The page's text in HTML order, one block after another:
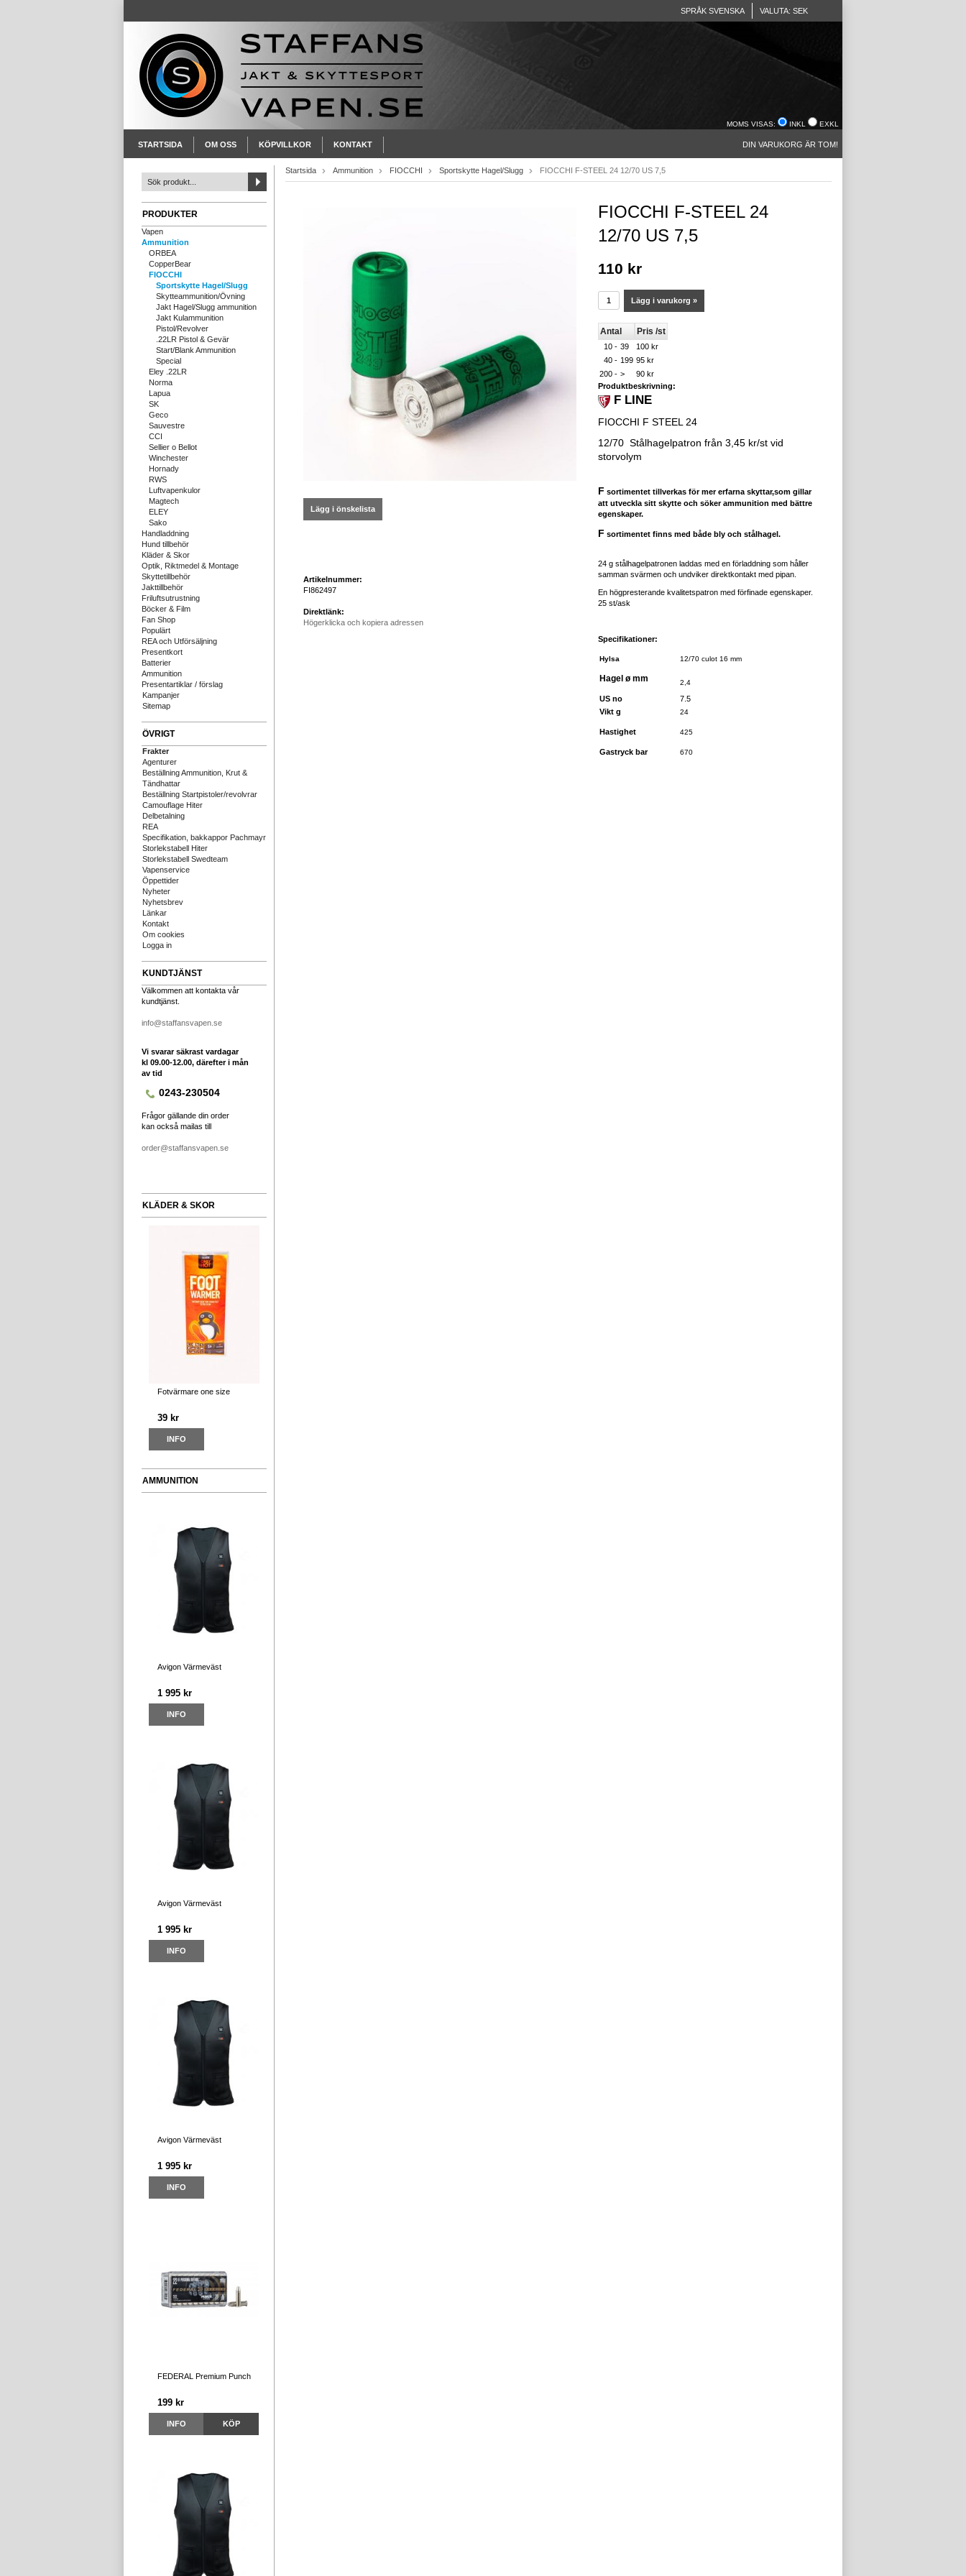
SPRÅK SVENSKA VALUTA: SEK
MOMS VISAS: INKL EXKL
STARTSIDA OM OSS KÖPVILLKOR KONTAKT DIN VARUKORG ÄR TOM!
PRODUKTER
Vapen
Ammunition
ORBEA
CopperBear
FIOCCHI
Sportskytte Hagel/Slugg
Skytteammunition/Övning
Jakt Hagel/Slugg ammunition
Jakt Kulammunition
Pistol/Revolver
.22LR Pistol & Gevär
Start/Blank Ammunition
Special
Eley .22LR
Norma
Lapua
SK
Geco
Sauvestre
CCI
Sellier o Bellot
Winchester
Hornady
RWS
Luftvapenkulor
Magtech
ELEY
Sako
Handladdning
Hund tillbehör
Kläder & Skor
Optik, Riktmedel & Montage
Skyttetillbehör
Jakttillbehör
Friluftsutrustning
Böcker & Film
Fan Shop
Populärt
REA och Utförsäljning
Presentkort
Batterier
Ammunition
Presentartiklar / förslag
Kampanjer
Sitemap
ÖVRIGT
Frakter
Agenturer
Beställning Ammunition, Krut &
Tändhattar
Beställning Startpistoler/revolvrar
Camouflage Hiter
Delbetalning
REA
Specifikation, bakkappor Pachmayr
Storlekstabell Hiter
Storlekstabell Swedteam
Vapenservice
Öppettider
Nyheter
Nyhetsbrev
Länkar
Kontakt
Om cookies
Logga in
KUNDTJÄNST
Välkommen att kontakta vår
kundtjänst.
info@staffansvapen.se
Vi svarar säkrast vardagar
kl 09.00-12.00, därefter i mån
av tid
0243-230504
Frågor gällande din order
kan också mailas till
order@staffansvapen.se
KLÄDER & SKOR
Fotvärmare one size
39 kr
INFO
AMMUNITION
Avigon Värmeväst
1 995 kr
INFO
Avigon Värmeväst
1 995 kr
INFO
Avigon Värmeväst
1 995 kr
INFO
FEDERAL Premium Punch
199 kr
INFO KÖP
Startsida Ammunition FIOCCHI Sportskytte Hagel/Slugg FIOCCHI F-STEEL 24 12/70 US 7,5
Lägg i önskelista
Artikelnummer:
FI862497
Direktlänk:
Högerklicka och kopiera adressen
FIOCCHI F-STEEL 24
12/70 US 7,5
110 kr
Lägg i varukorg »
Antal Pris /st
10 - 39
100 kr
40 - 199 95 kr
200 - >
90 kr
Produktbeskrivning:
F LINE
FIOCCHI F STEEL 24
12/70 Stålhagelpatron från 3,45 kr/st vid
storvolym
F sortimentet tillverkas för mer erfarna skyttar,som gillar
att utveckla sitt skytte och söker ammunition med bättre
egenskaper.
F sortimentet finns med både bly och stålhagel.
24 g stålhagelpatronen laddas med en förladdning som håller
samman svärmen och undviker direktkontakt med pipan.
En högpresterande kvalitetspatron med förfinade egenskaper.
25 st/ask
Specifikationer:
Hylsa 12/70 culot 16 mm
Hagel ø mm 2,4
US no
7.5
Vikt g
24
Hastighet 425
Gastryck bar 670